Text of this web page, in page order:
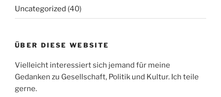
Uncategorized (40)
ÜBER DIESE WEBSITE
Vielleicht interessiert sich jemand für meine
Gedanken zu Gesellschaft, Politik und Kultur. Ich teile
gerne.